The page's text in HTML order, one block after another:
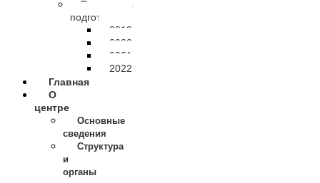
Результаты
подготовки
2019
2020
2021
2022
Главная
О
центре
Основные
сведения
Структура
и
органы